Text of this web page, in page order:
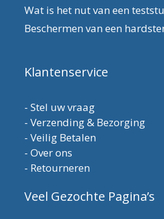
Wat is het nut van een
Beschermen van een
Klantenservice
- Stel uw vraag
- Verzending & Bezorging
- Veilig Betalen
- Over ons
- Retourneren
Veel Gezochte Pagina’s